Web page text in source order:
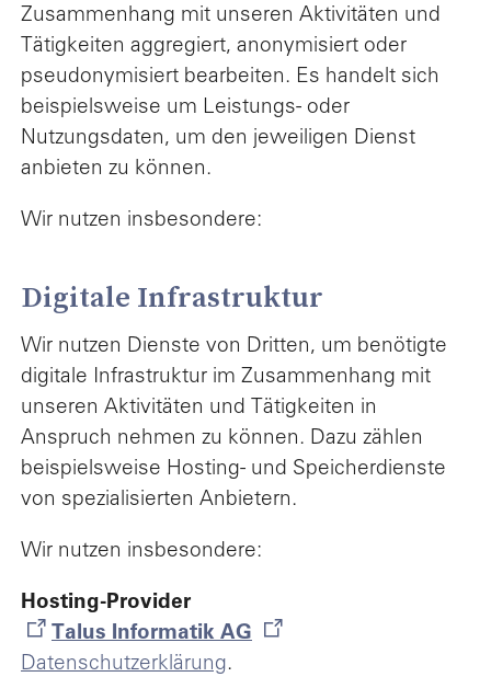
Zusammenhang mit unseren Aktivitäten und
Tätigkeiten aggregiert, anonymisiert oder
pseudonymisiert bearbeiten. Es handelt sich
beispielsweise um Leistungs- oder
Nutzungsdaten, um den jeweiligen Dienst
anbieten zu können.
Wir nutzen insbesondere:
Digitale Infrastruktur
Wir nutzen Dienste von Dritten, um benötigte
digitale Infrastruktur im Zusammenhang mit
unseren Aktivitäten und Tätigkeiten in
Anspruch nehmen zu können. Dazu zählen
beispielsweise Hosting- und Speicherdienste
von spezialisierten Anbietern.
Wir nutzen insbesondere:
Hosting-Provider
Talus Informatik AG
Datenschutzerklärung.